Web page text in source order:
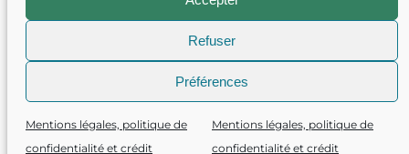
Refuser
Préférences
Mentions légales, politique de
confidentialité et crédit
Mentions légales, politique de
confidentialité et crédit
Crédits